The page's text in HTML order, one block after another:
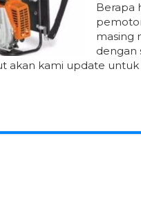
Berapa
masing
dengan
akan kami update untuk